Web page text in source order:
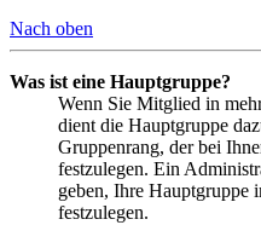
Nach oben
Was ist eine Hauptgruppe?
Wenn Sie Mitglied in
dient die Hauptgruppe
Gruppenrang, der bei
festzulegen. Ein
geben, Ihre Hauptgruppe
festzulegen.